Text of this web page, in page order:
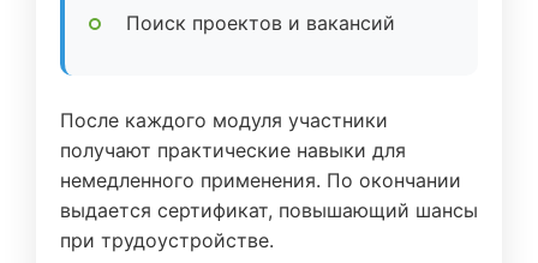
Поиск проектов и вакансий
После каждого модуля участники
получают практические навыки для
немедленного применения. По окончании
выдается сертификат, повышающий шансы
при трудоустройстве.